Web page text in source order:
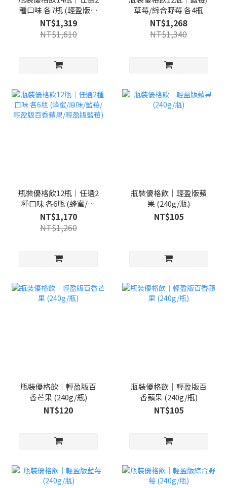
種口味 各7瓶 (輕盈版藍
莓/輕盈版草莓/蜂蜜/輕
盈版百香蘋果)
NT$1,319
NT$1,610
草莓/綜合野莓 各4瓶
NT$1,268
NT$1,340
瓶裝優格飲12瓶｜任選2
種口味 各6瓶 (蜂蜜/原
味/藍莓/輕盈版百香蘋
果/輕盈版藍莓)
NT$1,170
NT$1,260
瓶裝優格飲｜輕盈版蘋
果 (240g/瓶)
NT$105
瓶裝優格飲｜輕盈版百
香芒果 (240g/瓶)
NT$120
瓶裝優格飲｜輕盈版百
香蘋果 (240g/瓶)
NT$105